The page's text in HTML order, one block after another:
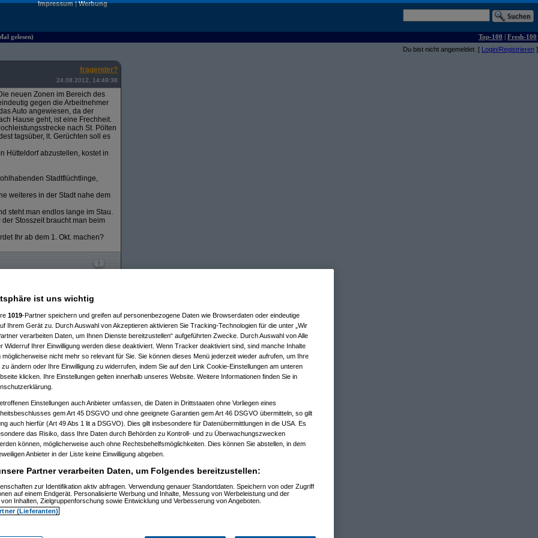
Impressum|Werbung
gelesen) Top-100 | Fresh-100
Du bist nicht angemeldet. [ Login/Registrieren ]
fragender?
24.08.2012, 14:49:38
neuen Zonen im Bereich des
gegen die Arbeitnehmer
Auto angewiesen, da der
Hause geht, ist eine Frechheit.
nach St. Pölten
tagsüber, lt. Gerüchten soll es
Hütteldorf abzustellen, kostet in
Stadtflüchtlinge,
weiteres in der Stadt nahe dem
steht man endlos lange im Stau.
Stosszeit braucht man beim
Ihr ab dem 1. Okt. machen?
10:59:10)
14:09:38)
18:11:13)
18:38:09)
am 26.08.2012, 18:58:27)
ist uns wichtig
1019-Partner speichern und greifen auf personenbezogene Daten wie Browserdaten oder eindeutige
Ihrem Gerät zu. Durch Auswahl von Akzeptieren aktivieren Sie Tracking-Technologien für die unter „Wir
verarbeiten Daten, um Ihnen Dienste bereitzustellen“ aufgeführten Zwecke. Durch Auswahl von Alle
Widerruf Ihrer Einwilligung werden diese deaktiviert. Wenn Tracker deaktiviert sind, sind manche Inhalte
möglicherweise nicht mehr so relevant für Sie. Sie können dieses Menü jederzeit wieder aufrufen, um Ihre
zu ändern oder Ihre Einwilligung zu widerrufen, indem Sie auf den Link Cookie-Einstellungen am unteren
klicken. Ihre Einstellungen gelten innerhalb unseres Website. Weitere Informationen finden Sie in
Einstellungen auch Anbieter umfassen, die Daten in Drittstaaten ohne Vorliegen eines
gem Art 45 DSGVO und ohne geeignete Garantien gem Art 46 DSGVO übermitteln, so gilt
auch hierfür (Art 49 Abs 1 lit a DSGVO). Dies gilt insbesondere für Datenübermittlungen in die USA. Es
das Risiko, dass Ihre Daten durch Behörden zu Kontroll- und zu Überwachungszwecken
können, möglicherweise auch ohne Rechtsbehelfsmöglichkeiten. Dies können Sie abstellen, in dem
Anbieter in der Liste keine Einwilligung abgeben.
Partner verarbeiten Daten, um Folgendes bereitzustellen:
zur Identifikation aktiv abfragen. Verwendung genauer Standortdaten. Speichern von oder Zugriff
auf einem Endgerät. Personalisierte Werbung und Inhalte, Messung von Werbeleistung und der
Inhalten, Zielgruppenforschung sowie Entwicklung und Verbesserung von Angeboten.
(Lieferanten)